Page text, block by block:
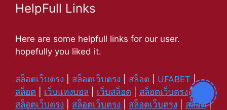
HelpFull Links
Here are some helpfull links for our user.
hopefully you liked it.
สล็อตเว็บตรง สล็อตเว็บตรง สล็อต UFABET |
สล็อต
เว็บแทงบอล เว็บสล็อต สล็อตเว็บตรง|
สล็อตเว็บตรง
สล็อตเว็บตรง สล็อตเว็บตรง สล็อต|